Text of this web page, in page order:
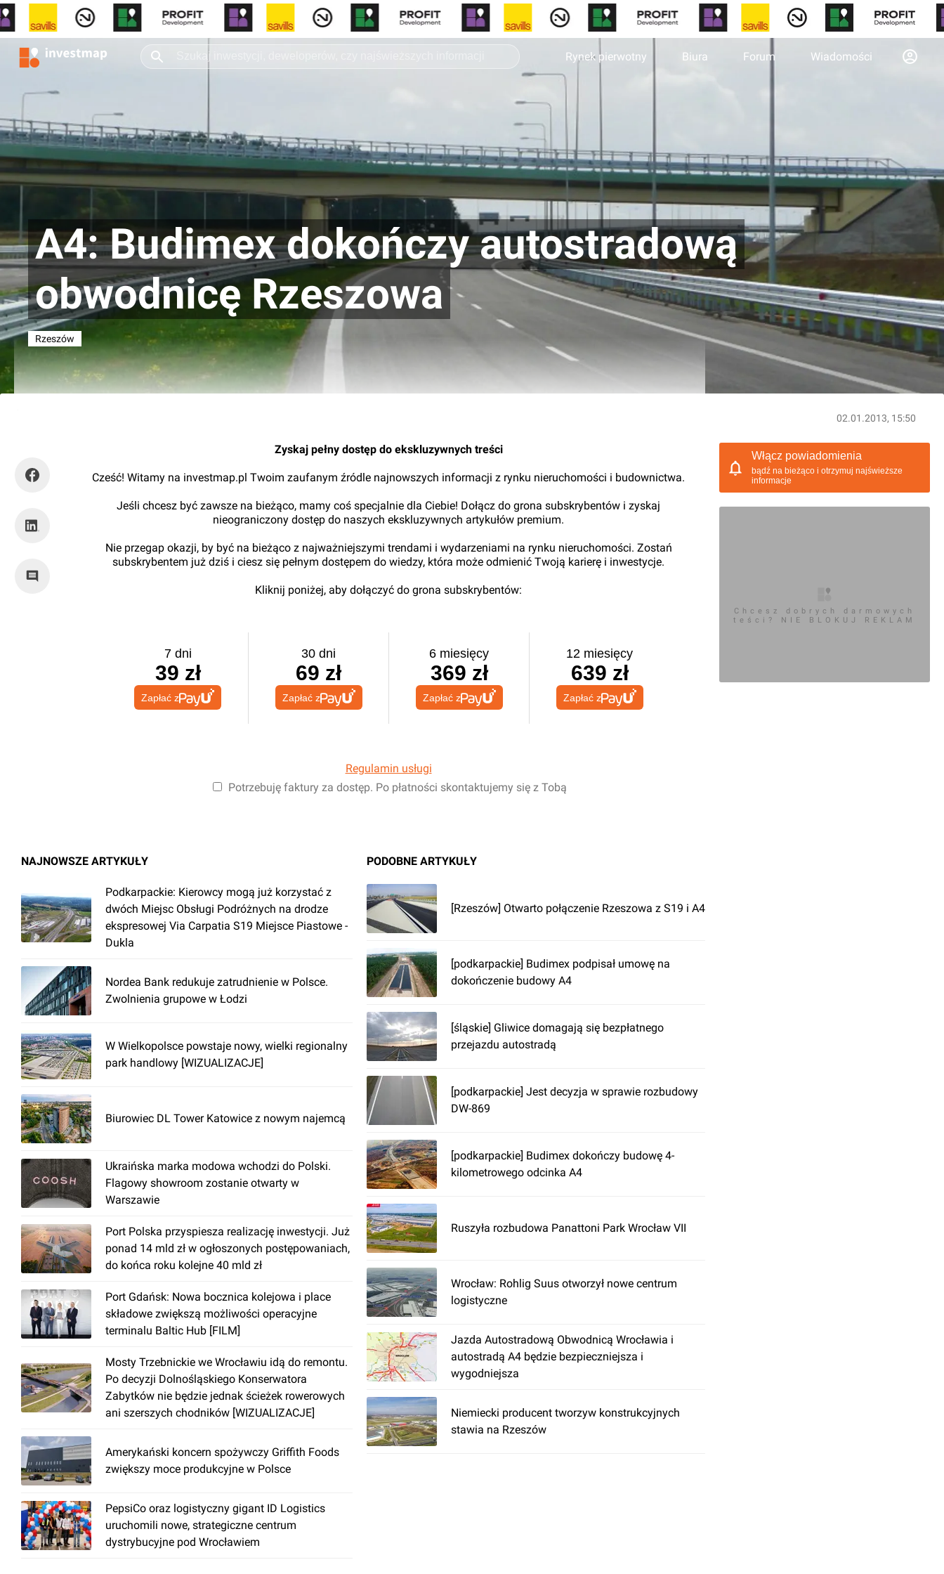
Rynek pierwotny Biura Forum Wiadomości
A4: Budimex dokończy autostradową
obwodnicę Rzeszowa
Rzeszów
02.01.2013, 15:50
Zyskaj pełny dostęp do ekskluzywnych treści
Cześć! Witamy na investmap.pl Twoim zaufanym źródle najnowszych informacji z rynku nieruchomości i budownictwa.
Jeśli chcesz być zawsze na bieżąco, mamy coś specjalnie dla Ciebie! Dołącz do grona subskrybentów i zyskaj
nieograniczony dostęp do naszych ekskluzywnych artykułów premium.
Nie przegap okazji, by być na bieżąco z najważniejszymi trendami i wydarzeniami na rynku nieruchomości. Zostań
subskrybentem już dziś i ciesz się pełnym dostępem do wiedzy, która może odmienić Twoją karierę i inwestycje.
Kliknij poniżej, aby dołączyć do grona subskrybentów:
7 dni
39 zł
Zapłać z
30 dni
69 zł
Zapłać z
6 miesięcy
369 zł
Zapłać z
12 miesięcy
639 zł
Zapłać z
Regulamin usługi
Potrzebuję faktury za dostęp. Po płatności skontaktujemy się z Tobą
NAJNOWSZE ARTYKUŁY
Podkarpackie: Kierowcy mogą już korzystać z
dwóch Miejsc Obsługi Podróżnych na drodze
ekspresowej Via Carpatia S19 Miejsce Piastowe -
Dukla
Nordea Bank redukuje zatrudnienie w Polsce.
Zwolnienia grupowe w Łodzi
W Wielkopolsce powstaje nowy, wielki regionalny
park handlowy [WIZUALIZACJE]
Biurowiec DL Tower Katowice z nowym najemcą
Ukraińska marka modowa wchodzi do Polski.
Flagowy showroom zostanie otwarty w
Warszawie
Port Polska przyspiesza realizację inwestycji. Już
ponad 14 mld zł w ogłoszonych postępowaniach,
do końca roku kolejne 40 mld zł
Port Gdańsk: Nowa bocznica kolejowa i place
składowe zwiększą możliwości operacyjne
terminalu Baltic Hub [FILM]
Mosty Trzebnickie we Wrocławiu idą do remontu.
Po decyzji Dolnośląskiego Konserwatora
Zabytków nie będzie jednak ścieżek rowerowych
ani szerszych chodników [WIZUALIZACJE]
Amerykański koncern spożywczy Griffith Foods
zwiększy moce produkcyjne w Polsce
PepsiCo oraz logistyczny gigant ID Logistics
uruchomili nowe, strategiczne centrum
dystrybucyjne pod Wrocławiem
PODOBNE ARTYKUŁY
[Rzeszów] Otwarto połączenie Rzeszowa z S19 i A4
[podkarpackie] Budimex podpisał umowę na
dokończenie budowy A4
[śląskie] Gliwice domagają się bezpłatnego
przejazdu autostradą
[podkarpackie] Jest decyzja w sprawie rozbudowy
DW-869
[podkarpackie] Budimex dokończy budowę 4-
kilometrowego odcinka A4
Ruszyła rozbudowa Panattoni Park Wrocław VII
Wrocław: Rohlig Suus otworzył nowe centrum
logistyczne
Jazda Autostradową Obwodnicą Wrocławia i
autostradą A4 będzie bezpieczniejsza i
wygodniejsza
Niemiecki producent tworzyw konstrukcyjnych
stawia na Rzeszów
Włącz powiadomienia
bądź na bieżąco i otrzymuj najświeższe
informacje
Chcesz dobrych darmowych
teści? NIE BLOKUJ REKLAM